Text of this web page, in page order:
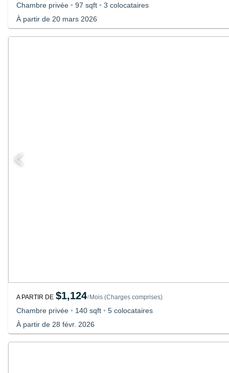
Chambre privée • 97 sqft • 3 colocataires
À partir de 20 mars 2026
A PARTIR DE $1,124/ Mois (Charges comprises)
Chambre privée • 140 sqft • 5 colocataires
À partir de 28 févr. 2026